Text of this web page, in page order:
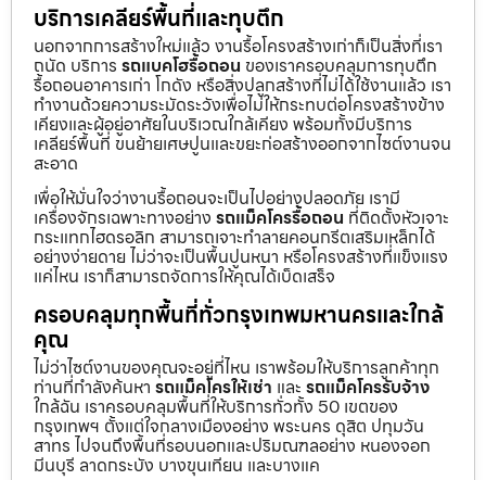
บริการเคลียร์พื้นที่และทุบตึก
นอกจากการสร้างใหม่แล้ว งานรื้อโครงสร้างเก่าก็เป็นสิ่งที่เรา
ถนัด บริการ รถแบคโฮรื้อถอน ของเราครอบคลุมการทุบตึก
รื้อถอนอาคารเก่า โกดัง หรือสิ่งปลูกสร้างที่ไม่ได้ใช้งานแล้ว เรา
ทำงานด้วยความระมัดระวังเพื่อไม่ให้กระทบต่อโครงสร้างข้าง
เคียงและผู้อยู่อาศัยในบริเวณใกล้เคียง พร้อมทั้งมีบริการ
เคลียร์พื้นที่ ขนย้ายเศษปูนและขยะก่อสร้างออกจากไซต์งานจน
สะอาด
เพื่อให้มั่นใจว่างานรื้อถอนจะเป็นไปอย่างปลอดภัย เรามี
เครื่องจักรเฉพาะทางอย่าง รถแม็คโครรื้อถอน ที่ติดตั้งหัวเจาะ
กระแทกไฮดรอลิก สามารถเจาะทำลายคอนกรีตเสริมเหล็กได้
อย่างง่ายดาย ไม่ว่าจะเป็นพื้นปูนหนา หรือโครงสร้างที่แข็งแรง
แค่ไหน เราก็สามารถจัดการให้คุณได้เบ็ดเสร็จ
ครอบคลุมทุกพื้นที่ทั่วกรุงเทพมหานครและใกล้
คุณ
ไม่ว่าไซต์งานของคุณจะอยู่ที่ไหน เราพร้อมให้บริการลูกค้าทุก
ท่านที่กำลังค้นหา รถแม็คโครให้เช่า และ รถแม็คโครรับจ้าง
ใกล้ฉัน เราครอบคลุมพื้นที่ให้บริการทั่วทั้ง 50 เขตของ
กรุงเทพฯ ตั้งแต่ใจกลางเมืองอย่าง พระนคร ดุสิต ปทุมวัน
สาทร ไปจนถึงพื้นที่รอบนอกและปริมณฑลอย่าง หนองจอก
มีนบุรี ลาดกระบัง บางขุนเทียน และบางแค